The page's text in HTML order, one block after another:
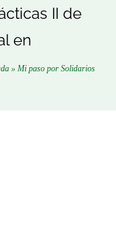
Buscar:
II de
en
» Mi paso por Solidarios